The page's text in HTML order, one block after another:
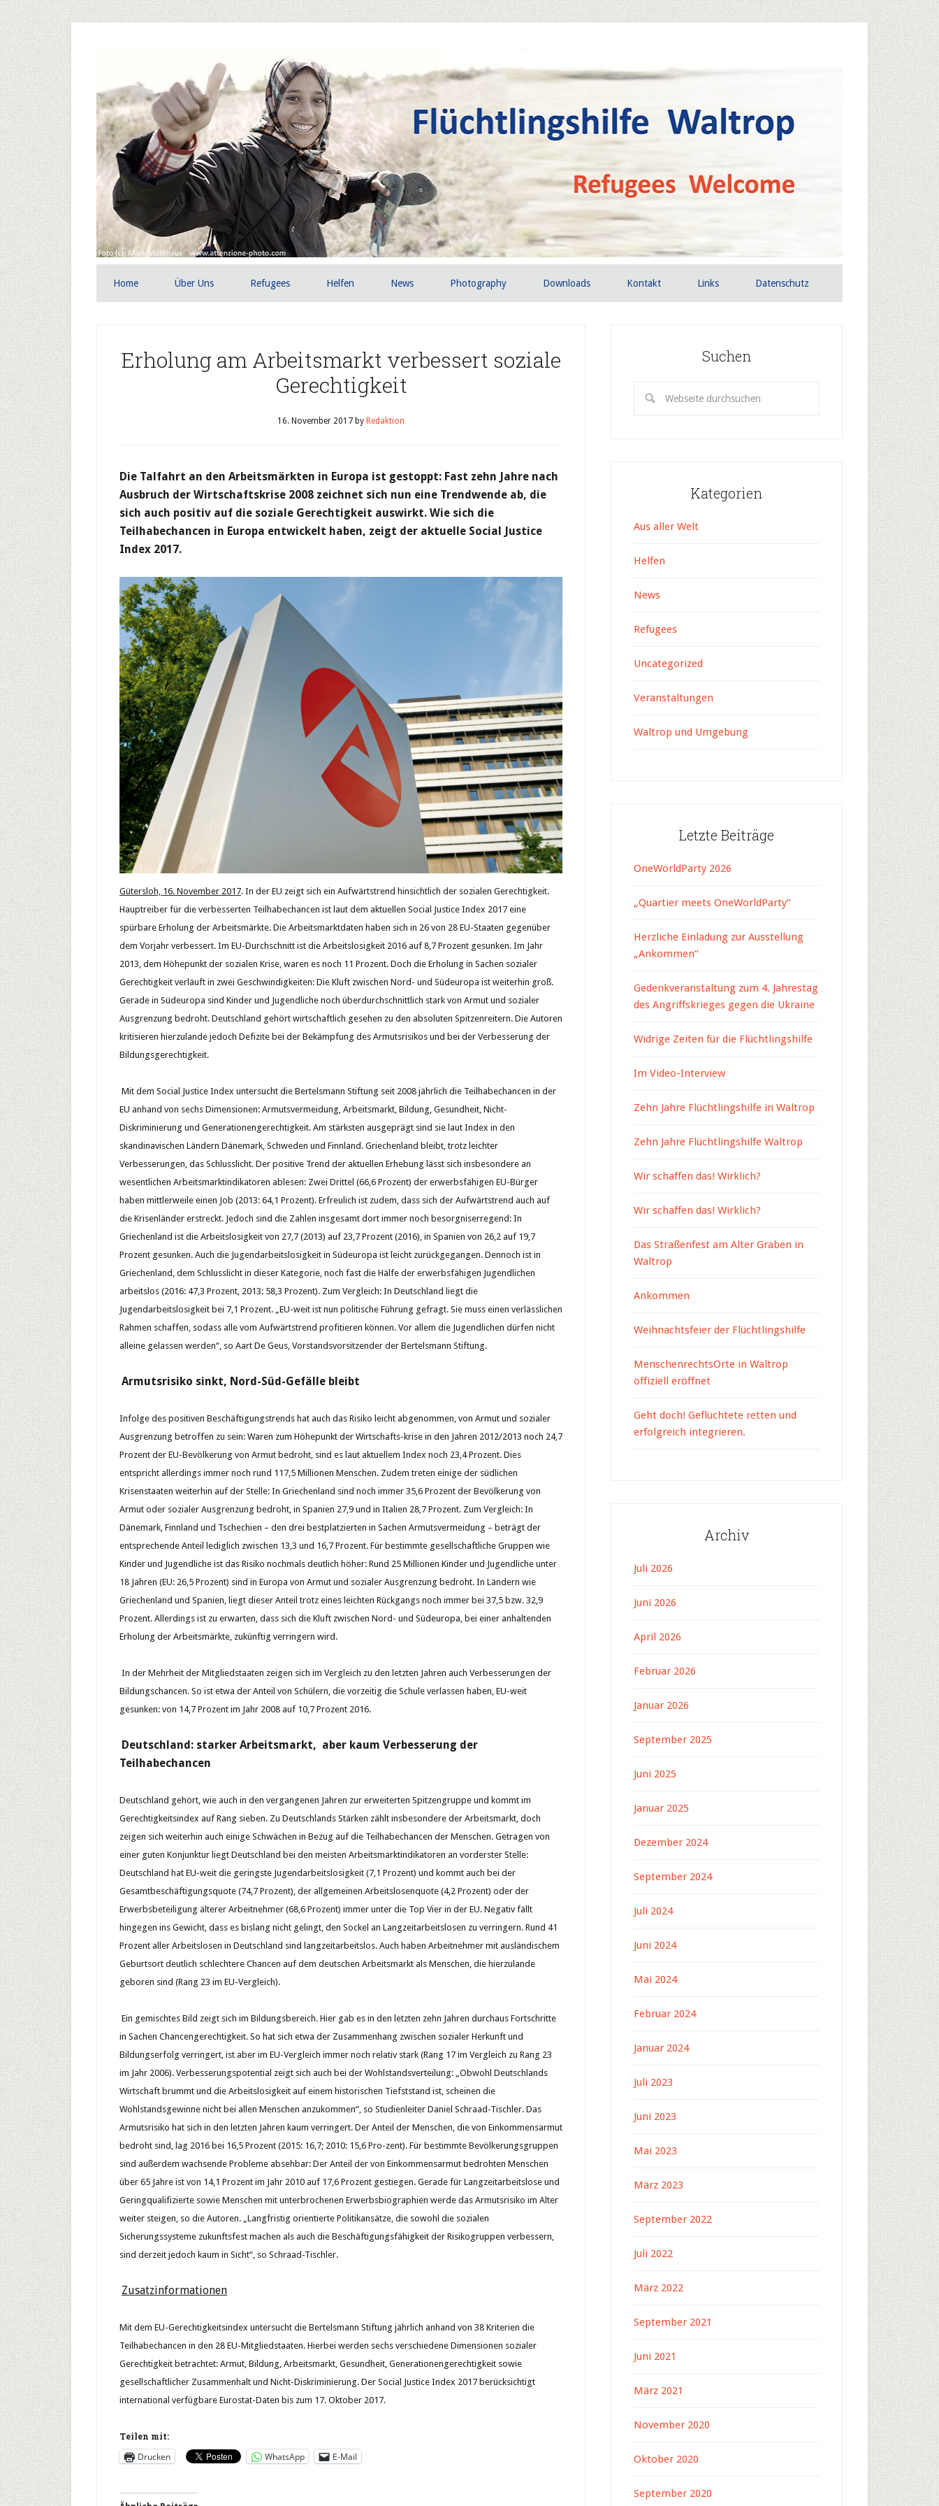
Home Über Uns Refugees Helfen News Photography Downloads Kontakt Links Datenschutz
Erholung am Arbeitsmarkt verbessert soziale
Gerechtigkeit
16. November 2017 by Redaktion
Die Talfahrt an den Arbeitsmärkten in Europa ist gestoppt: Fast zehn Jahre nach
Ausbruch der Wirtschaftskrise 2008 zeichnet sich nun eine Trendwende ab, die
sich auch positiv auf die soziale Gerechtigkeit auswirkt. Wie sich die
Teilhabechancen in Europa entwickelt haben, zeigt der aktuelle Social Justice
Index 2017.
Gütersloh, 16. November 2017. In der EU zeigt sich ein Aufwärtstrend hinsichtlich der sozialen Gerechtigkeit.
Hauptreiber für die verbesserten Teilhabechancen ist laut dem aktuellen Social Justice Index 2017 eine
spürbare Erholung der Arbeitsmärkte. Die Arbeitsmarktdaten haben sich in 26 von 28 EU-Staaten gegenüber
dem Vorjahr verbessert. Im EU-Durchschnitt ist die Arbeitslosigkeit 2016 auf 8,7 Prozent gesunken. Im Jahr
2013, dem Höhepunkt der sozialen Krise, waren es noch 11 Prozent. Doch die Erholung in Sachen sozialer
Gerechtigkeit verläuft in zwei Geschwindigkeiten: Die Kluft zwischen Nord- und Südeuropa ist weiterhin groß.
Gerade in Südeuropa sind Kinder und Jugendliche noch überdurchschnittlich stark von Armut und sozialer
Ausgrenzung bedroht. Deutschland gehört wirtschaftlich gesehen zu den absoluten Spitzenreitern. Die Autoren
kritisieren hierzulande jedoch Defizite bei der Bekämpfung des Armutsrisikos und bei der Verbesserung der
Bildungsgerechtigkeit.
Mit dem Social Justice Index untersucht die Bertelsmann Stiftung seit 2008 jährlich die Teilhabechancen in der
EU anhand von sechs Dimensionen: Armutsvermeidung, Arbeitsmarkt, Bildung, Gesundheit, Nicht-
Diskriminierung und Generationengerechtigkeit. Am stärksten ausgeprägt sind sie laut Index in den
skandinavischen Ländern Dänemark, Schweden und Finnland. Griechenland bleibt, trotz leichter
Verbesserungen, das Schlusslicht. Der positive Trend der aktuellen Erhebung lässt sich insbesondere an
wesentlichen Arbeitsmarktindikatoren ablesen: Zwei Drittel (66,6 Prozent) der erwerbsfähigen EU-Bürger
haben mittlerweile einen Job (2013: 64,1 Prozent). Erfreulich ist zudem, dass sich der Aufwärtstrend auch auf
die Krisenländer erstreckt. Jedoch sind die Zahlen insgesamt dort immer noch besorgniserregend: In
Griechenland ist die Arbeitslosigkeit von 27,7 (2013) auf 23,7 Prozent (2016), in Spanien von 26,2 auf 19,7
Prozent gesunken. Auch die Jugendarbeitslosigkeit in Südeuropa ist leicht zurückgegangen. Dennoch ist in
Griechenland, dem Schlusslicht in dieser Kategorie, noch fast die Hälfe der erwerbsfähigen Jugendlichen
arbeitslos (2016: 47,3 Prozent, 2013: 58,3 Prozent). Zum Vergleich: In Deutschland liegt die
Jugendarbeitslosigkeit bei 7,1 Prozent. „EU-weit ist nun politische Führung gefragt. Sie muss einen verlässlichen
Rahmen schaffen, sodass alle vom Aufwärtstrend profitieren können. Vor allem die Jugendlichen dürfen nicht
alleine gelassen werden“, so Aart De Geus, Vorstandsvorsitzender der Bertelsmann Stiftung.
Armutsrisiko sinkt, Nord-Süd-Gefälle bleibt
Infolge des positiven Beschäftigungstrends hat auch das Risiko leicht abgenommen, von Armut und sozialer
Ausgrenzung betroffen zu sein: Waren zum Höhepunkt der Wirtschafts-krise in den Jahren 2012/2013 noch 24,7
Prozent der EU-Bevölkerung von Armut bedroht, sind es laut aktuellem Index noch 23,4 Prozent. Dies
entspricht allerdings immer noch rund 117,5 Millionen Menschen. Zudem treten einige der südlichen
Krisenstaaten weiterhin auf der Stelle: In Griechenland sind noch immer 35,6 Prozent der Bevölkerung von
Armut oder sozialer Ausgrenzung bedroht, in Spanien 27,9 und in Italien 28,7 Prozent. Zum Vergleich: In
Dänemark, Finnland und Tschechien – den drei bestplatzierten in Sachen Armutsvermeidung – beträgt der
entsprechende Anteil lediglich zwischen 13,3 und 16,7 Prozent. Für bestimmte gesellschaftliche Gruppen wie
Kinder und Jugendliche ist das Risiko nochmals deutlich höher: Rund 25 Millionen Kinder und Jugendliche unter
18 Jahren (EU: 26,5 Prozent) sind in Europa von Armut und sozialer Ausgrenzung bedroht. In Ländern wie
Griechenland und Spanien, liegt dieser Anteil trotz eines leichten Rückgangs noch immer bei 37,5 bzw. 32,9
Prozent. Allerdings ist zu erwarten, dass sich die Kluft zwischen Nord- und Südeuropa, bei einer anhaltenden
Erholung der Arbeitsmärkte, zukünftig verringern wird.
In der Mehrheit der Mitgliedstaaten zeigen sich im Vergleich zu den letzten Jahren auch Verbesserungen der
Bildungschancen. So ist etwa der Anteil von Schülern, die vorzeitig die Schule verlassen haben, EU-weit
gesunken: von 14,7 Prozent im Jahr 2008 auf 10,7 Prozent 2016.
Deutschland: starker Arbeitsmarkt, aber kaum Verbesserung der
Teilhabechancen
Deutschland gehört, wie auch in den vergangenen Jahren zur erweiterten Spitzengruppe und kommt im
Gerechtigkeitsindex auf Rang sieben. Zu Deutschlands Stärken zählt insbesondere der Arbeitsmarkt, doch
zeigen sich weiterhin auch einige Schwächen in Bezug auf die Teilhabechancen der Menschen. Getragen von
einer guten Konjunktur liegt Deutschland bei den meisten Arbeitsmarktindikatoren an vorderster Stelle:
Deutschland hat EU-weit die geringste Jugendarbeitslosigkeit (7,1 Prozent) und kommt auch bei der
Gesamtbeschäftigungsquote (74,7 Prozent), der allgemeinen Arbeitslosenquote (4,2 Prozent) oder der
Erwerbsbeteiligung älterer Arbeitnehmer (68,6 Prozent) immer unter die Top Vier in der EU. Negativ fällt
hingegen ins Gewicht, dass es bislang nicht gelingt, den Sockel an Langzeitarbeitslosen zu verringern. Rund 41
Prozent aller Arbeitslosen in Deutschland sind langzeitarbeitslos. Auch haben Arbeitnehmer mit ausländischem
Geburtsort deutlich schlechtere Chancen auf dem deutschen Arbeitsmarkt als Menschen, die hierzulande
geboren sind (Rang 23 im EU-Vergleich).
Ein gemischtes Bild zeigt sich im Bildungsbereich. Hier gab es in den letzten zehn Jahren durchaus Fortschritte
in Sachen Chancengerechtigkeit. So hat sich etwa der Zusammenhang zwischen sozialer Herkunft und
Bildungserfolg verringert, ist aber im EU-Vergleich immer noch relativ stark (Rang 17 im Vergleich zu Rang 23
im Jahr 2006). Verbesserungspotential zeigt sich auch bei der Wohlstandsverteilung: „Obwohl Deutschlands
Wirtschaft brummt und die Arbeitslosigkeit auf einem historischen Tiefststand ist, scheinen die
Wohlstandsgewinne nicht bei allen Menschen anzukommen“, so Studienleiter Daniel Schraad-Tischler. Das
Armutsrisiko hat sich in den letzten Jahren kaum verringert. Der Anteil der Menschen, die von Einkommensarmut
bedroht sind, lag 2016 bei 16,5 Prozent (2015: 16,7; 2010: 15,6 Pro-zent). Für bestimmte Bevölkerungsgruppen
sind außerdem wachsende Probleme absehbar: Der Anteil der von Einkommensarmut bedrohten Menschen
über 65 Jahre ist von 14,1 Prozent im Jahr 2010 auf 17,6 Prozent gestiegen. Gerade für Langzeitarbeitslose und
Geringqualifizierte sowie Menschen mit unterbrochenen Erwerbsbiographien werde das Armutsrisiko im Alter
weiter steigen, so die Autoren. „Langfristig orientierte Politikansätze, die sowohl die sozialen
Sicherungssysteme zukunftsfest machen als auch die Beschäftigungsfähigkeit der Risikogruppen verbessern,
sind derzeit jedoch kaum in Sicht“, so Schraad-Tischler.
Zusatzinformationen
Mit dem EU-Gerechtigkeitsindex untersucht die Bertelsmann Stiftung jährlich anhand von 38 Kriterien die
Teilhabechancen in den 28 EU-Mitgliedstaaten. Hierbei werden sechs verschiedene Dimensionen sozialer
Gerechtigkeit betrachtet: Armut, Bildung, Arbeitsmarkt, Gesundheit, Generationengerechtigkeit sowie
gesellschaftlicher Zusammenhalt und Nicht-Diskriminierung. Der Social Justice Index 2017 berücksichtigt
international verfügbare Eurostat-Daten bis zum 17. Oktober 2017.
Teilen mit:
Drucken WhatsApp E-Mail
Suchen
Kategorien
Aus aller Welt
Helfen
News
Refugees
Uncategorized
Veranstaltungen
Waltrop und Umgebung
Letzte Beiträge
OneWorldParty 2026
„Quartier meets OneWorldParty“
Herzliche Einladung zur Ausstellung
„Ankommen“
Gedenkveranstaltung zum 4. Jahrestag
des Angriffskrieges gegen die Ukraine
Widrige Zeiten für die Flüchtlingshilfe
Im Video-Interview
Zehn Jahre Flüchtlingshilfe in Waltrop
Zehn Jahre Flüchtlingshilfe Waltrop
Wir schaffen das! Wirklich?
Wir schaffen das! Wirklich?
Das Straßenfest am Alter Graben in
Waltrop
Ankommen
Weihnachtsfeier der Flüchtlingshilfe
MenschenrechtsOrte in Waltrop
offiziell eröffnet
Geht doch! Geflüchtete retten und
erfolgreich integrieren.
Archiv
Juli 2026
Juni 2026
April 2026
Februar 2026
Januar 2026
September 2025
Juni 2025
Januar 2025
Dezember 2024
September 2024
Juli 2024
Juni 2024
Mai 2024
Februar 2024
Januar 2024
Juli 2023
Juni 2023
Mai 2023
März 2023
September 2022
Juli 2022
März 2022
September 2021
Juni 2021
März 2021
November 2020
Oktober 2020
September 2020